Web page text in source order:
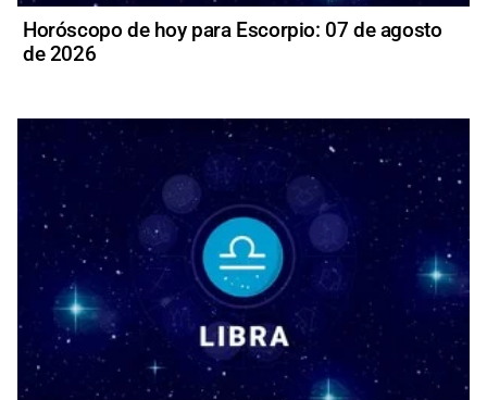
Horóscopo de hoy para Escorpio: 07 de agosto
de 2026